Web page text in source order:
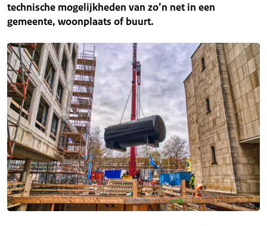
technische mogelijkheden van zo’n net in een
gemeente, woonplaats of buurt.